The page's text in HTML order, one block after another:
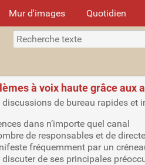
Mur d'images Quotidien
à voix haute grâce aux
discussions de bureau rapides
dans n’importe quel canal
de responsables et de
fréquemment par un
de ses principales